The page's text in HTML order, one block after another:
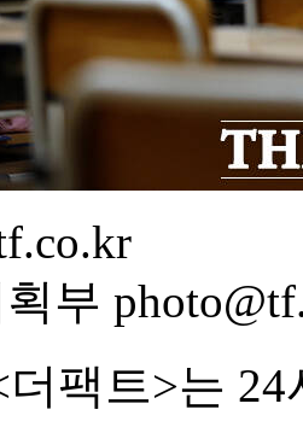
부
더팩트>는